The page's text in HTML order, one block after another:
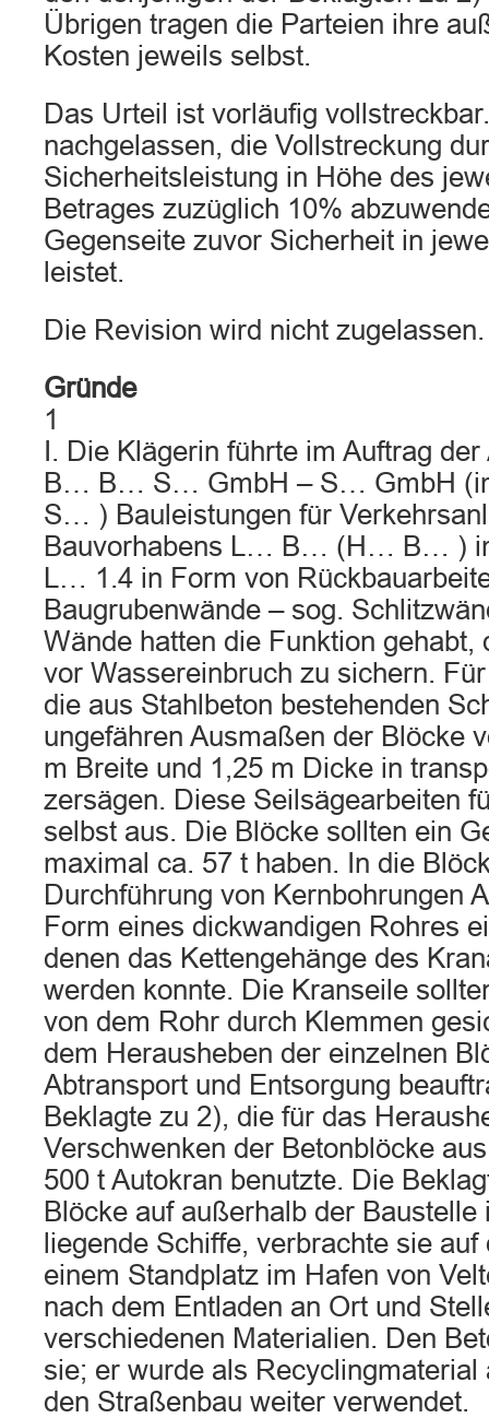
Übrigen tragen die Parteien ihre
Kosten jeweils selbst.
Das Urteil ist vorläufig
nachgelassen, die Vollstreckung
Sicherheitsleistung in Höhe des
Betrages zuzüglich 10%
Gegenseite zuvor Sicherheit in
leistet.
Die Revision wird nicht zugelassen.
Gründe
1
I. Die Klägerin führte im Auftrag
B… B… S… GmbH – S… GmbH
S… ) Bauleistungen für
Bauvorhabens L… B… (H… B… )
L… 1.4 in Form von
Baugrubenwände – sog.
Wände hatten die Funktion gehabt,
vor Wassereinbruch zu sichern.
die aus Stahlbeton bestehenden
ungefähren Ausmaßen der Blöcke
m Breite und 1,25 m Dicke in
zersägen. Diese Seilsägearbeiten
selbst aus. Die Blöcke sollten ein
maximal ca. 57 t haben. In die
Durchführung von Kernbohrungen
Form eines dickwandigen Rohres
denen das Kettengehänge des
werden konnte. Die Kranseile
von dem Rohr durch Klemmen
dem Herausheben der einzelnen
Abtransport und Entsorgung
Beklagte zu 2), die für das
Verschwenken der Betonblöcke
500 t Autokran benutzte. Die
Blöcke auf außerhalb der Baustelle
liegende Schiffe, verbrachte sie
einem Standplatz im Hafen von
nach dem Entladen an Ort und
verschiedenen Materialien. Den
sie; er wurde als Recyclingmaterial
den Straßenbau weiter verwendet.